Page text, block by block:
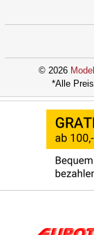
© 2026
*Alle